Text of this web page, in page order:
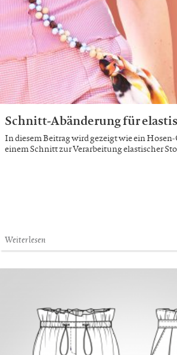
Schnitt-Abänderung für
In diesem Beitrag wird gezeigt wie ein
einem Schnitt zur Verarbeitung elastischer
Weiterlesen